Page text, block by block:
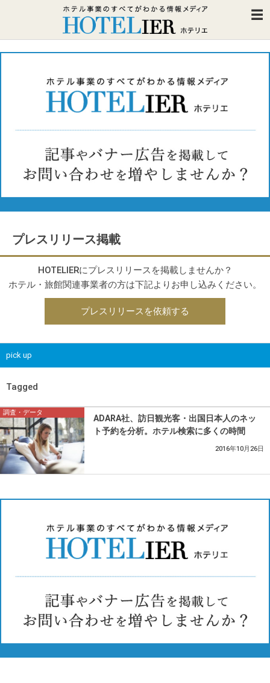
プレスリリース掲載
HOTELIERにプレスリリースを掲載しませんか？
ホテル・旅館関連事業者の方は下記よりお申し込みください。
プレスリリースを依頼する
pick up
Tagged
調査・データ
ADARA社、訪日観光客・出国日本人のネッ
ト予約を分析。ホテル検索に多くの時間
2016年10月26日